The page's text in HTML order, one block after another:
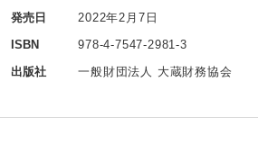
発売日
2022年2月7日
ISBN
978-4-7547-2981-3
出版社
一般財団法人 大蔵財務協会